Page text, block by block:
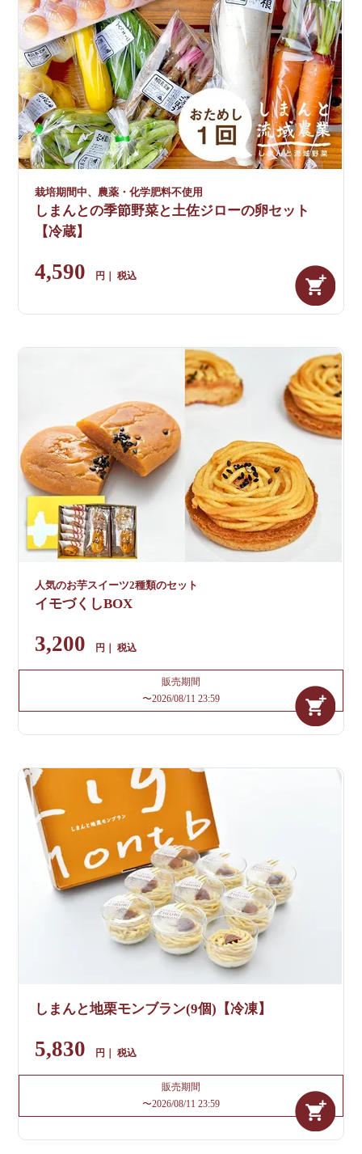
栽培期間中、農薬・化学肥料不使用
しまんとの季節野菜と土佐ジローの卵セット
【冷蔵】
4,590 税込
人気のお芋スイーツ2種類のセット
イモづくしBOX
3,200 税込
販売期間
〜2026/08/11 23:59
しまんと地栗モンブラン(9個)【冷凍】
5,830 税込
販売期間
〜2026/08/11 23:59